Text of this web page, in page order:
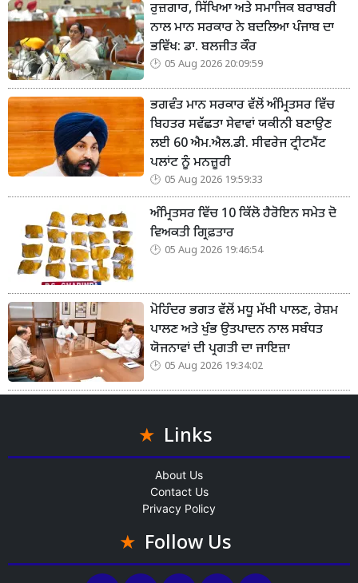
ਰੁਜ਼ਗਾਰ, ਸਿੱਖਿਆ ਅਤੇ ਸਮਾਜਿਕ ਬਰਾਬਰੀ
ਨਾਲ ਮਾਨ ਸਰਕਾਰ ਨੇ ਬਦਲਿਆ ਪੰਜਾਬ ਦਾ
ਭਵਿੱਖ: ਡਾ. ਬਲਜੀਤ ਕੌਰ
05 Aug 2026 20:09:59
ਭਗਵੰਤ ਮਾਨ ਸਰਕਾਰ ਵੱਲੋਂ ਅੰਮ੍ਰਿਤਸਰ ਵਿੱਚ
ਬਿਹਤਰ ਸਵੱਛਤਾ ਸੇਵਾਵਾਂ ਯਕੀਨੀ ਬਣਾਉਣ
ਲਈ 60 ਐਮ.ਐਲ.ਡੀ. ਸੀਵਰੇਜ ਟ੍ਰੀਟਮੈਂਟ
ਪਲਾਂਟ ਨੂੰ ਮਨਜ਼ੂਰੀ
05 Aug 2026 19:59:33
ਅੰਮ੍ਰਿਤਸਰ ਵਿੱਚ 10 ਕਿੱਲੋ ਹੈਰੋਇਨ ਸਮੇਤ ਦੋ
ਵਿਅਕਤੀ ਗ੍ਰਿਫ਼ਤਾਰ
05 Aug 2026 19:46:54
ਮੋਹਿੰਦਰ ਭਗਤ ਵੱਲੋਂ ਮਧੂ ਮੱਖੀ ਪਾਲਣ, ਰੇਸ਼ਮ
ਪਾਲਣ ਅਤੇ ਖੁੰਭ ਉਤਪਾਦਨ ਨਾਲ ਸਬੰਧਤ
ਯੋਜਨਾਵਾਂ ਦੀ ਪ੍ਰਗਤੀ ਦਾ ਜਾਇਜ਼ਾ
05 Aug 2026 19:34:02
Links
About Us
Contact Us
Privacy Policy
Follow Us